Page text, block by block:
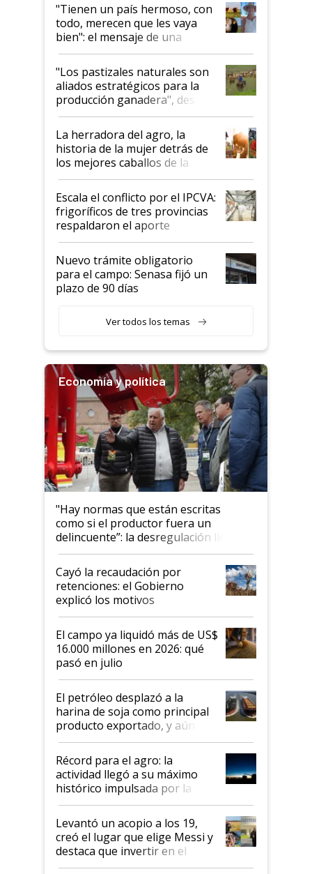
"Tienen un país hermoso, con
todo, merecen que les vaya
bien": el mensaje de una
ganadera uruguaya sobre las
oportunidades que se abren
para el agro en Argentina, con
foco en la carne
"Los pastizales naturales son
aliados estratégicos para la
producción ganadera", destaca
la iniciativa que ya reúne a 46
establecimientos en Argentina
La herradora del agro, la
historia de la mujer detrás de
los mejores caballos de la
Argentina y los mitos que
todavía hacen sufrir a estos
animales: "Mientras me
descalificaban, yo seguí
haciendo currículum"
Escala el conflicto por el IPCVA:
frigoríficos de tres provincias
respaldaron el aporte
obligatorio
Nuevo trámite obligatorio
para el campo: Senasa fijó un
plazo de 90 días
Ver todos los temas
Economía y política
"Hay normas que están escritas
como si el productor fuera un
delincuente”: la desregulación llegó
al Congreso Aapresid y hasta se
habló del financiamiento al IPCVA
Cayó la recaudación por
retenciones: el Gobierno
explicó los motivos
El campo ya liquidó más de US$
16.000 millones en 2026: qué
pasó en julio
El petróleo desplazó a la
harina de soja como principal
producto exportado, y aún así
el agro aportó casi seis de cada
diez dólares y sostuvo el
liderazgo en un semestre
récord
Récord para el agro: la
actividad llegó a su máximo
histórico impulsada por la
cosecha y las exportaciones
Levantó un acopio a los 19,
creó el lugar que elige Messi y
destaca que invertir en el
kirchnerismo era como "darle